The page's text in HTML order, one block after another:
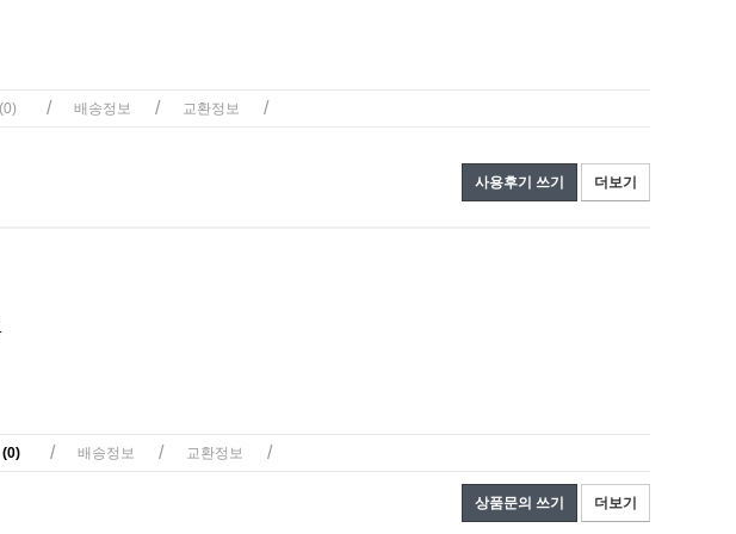
(0) / 배송정보 / 교환정보 /
사용후기 쓰기 더보기
(0) / 배송정보 / 교환정보 /
상품문의 쓰기 더보기